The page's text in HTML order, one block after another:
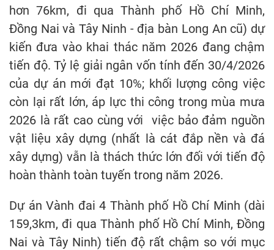
hơn 76km, đi qua Thành phố Hồ Chí Minh,
Đồng Nai và Tây Ninh - địa bàn Long An cũ) dự
kiến đưa vào khai thác năm 2026 đang chậm
tiến độ. Tỷ lệ giải ngân vốn tính đến 30/4/2026
của dự án mới đạt 10%; khối lượng công việc
còn lại rất lớn, áp lực thi công trong mùa mưa
2026 là rất cao cùng với việc bảo đảm nguồn
vật liệu xây dựng (nhất là cát đắp nền và đá
xây dựng) vẫn là thách thức lớn đối với tiến độ
hoàn thành toàn tuyến trong năm 2026.
Dự án Vành đai 4 Thành phố Hồ Chí Minh (dài
159,3km, đi qua Thành phố Hồ Chí Minh, Đồng
Nai và Tây Ninh) tiến độ rất chậm so với mục